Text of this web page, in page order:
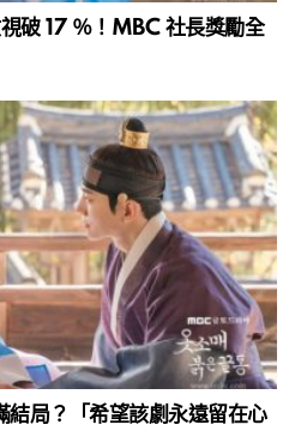
破 17 ％！MBC 社長獎勵全
局？「希望該劇永遠留在心